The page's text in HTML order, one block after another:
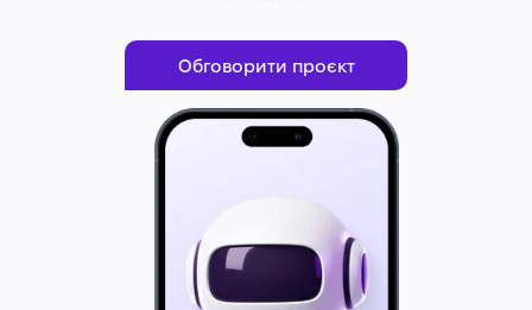
Обговорити проєкт